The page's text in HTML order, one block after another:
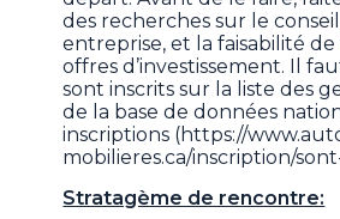
des recherches sur le
entreprise, et la faisabilité
offres d’investissement. Il
sont inscrits sur la liste des
de la base de données
inscriptions (https://
mobilieres.ca/inscription/
Stratagème de rencontre: